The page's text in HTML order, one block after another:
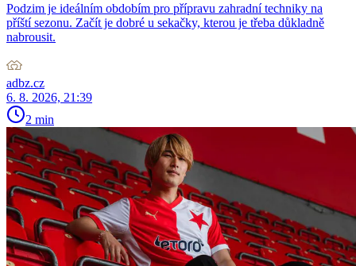
Podzim je ideálním obdobím pro přípravu zahradní techniky na
příští sezonu. Začít je dobré u sekačky, kterou je třeba důkladně
nabrousit.
adbz.cz
6. 8. 2026, 21:39
2 min